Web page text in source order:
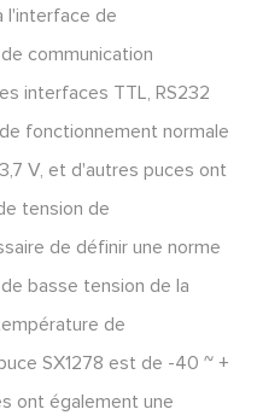
l'interface de
communication
interfaces TTL, RS232
fonctionnement normale
V, et d'autres puces ont
tension de
de définir une norme
basse tension de la
de
SX1278 est de -40 ~ +
ont également une